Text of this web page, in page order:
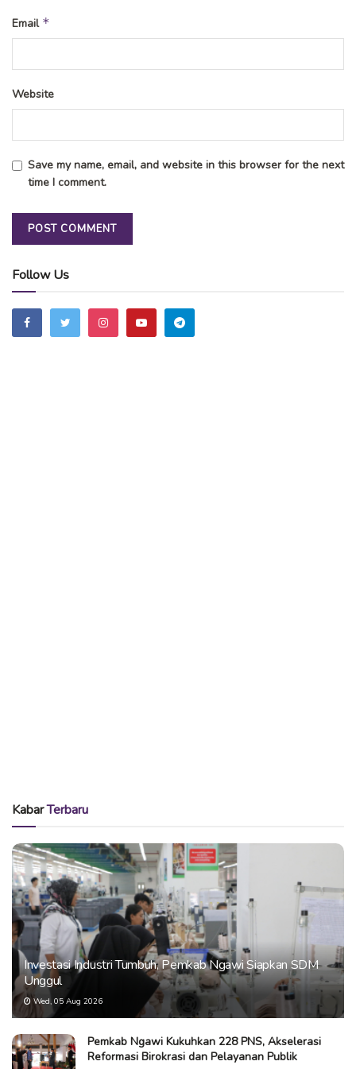
Email *
Website
Save my name, email, and website in this browser for the next
time I comment.
Follow Us
KabarTerbaru
Investasi Industri Tumbuh, Pemkab Ngawi Siapkan SDM
Unggul
Wed, 05 Aug 2026
Pemkab Ngawi Kukuhkan 228 PNS, Akselerasi
Reformasi Birokrasi dan Pelayanan Publik